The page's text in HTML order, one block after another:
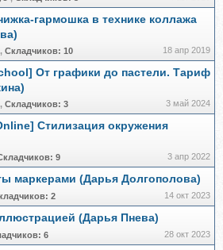
гармошка в технике коллажа
, Складчиков: 10 18 апр 2019
От графики до пастели. Тариф
, Складчиков: 3 3 май 2024
Стилизация окружения
9 3 апр 2022
маркерами (Дарья Долгополова)
2 14 окт 2023
(Дарья Пнева)
6 28 окт 2023